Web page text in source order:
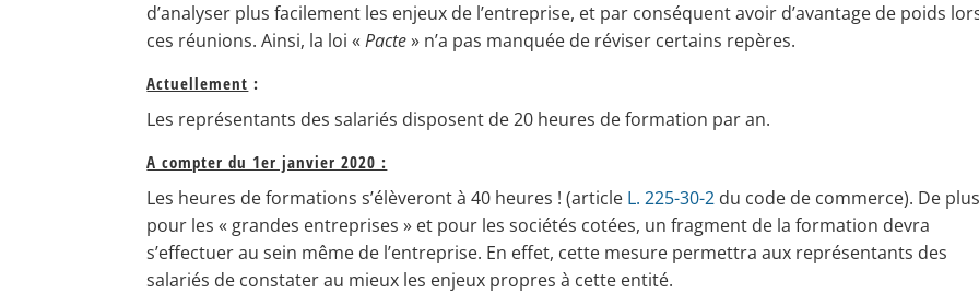
d’analyser plus facilement les enjeux de l’entreprise, et par conséquent avoir d’avantage de poids
ces réunions. Ainsi, la loi «Pacte» n’a pas manquée de réviser certains repères.
Actuellement :
Les représentants des salariés disposent de 20 heures de formation par an.
A compter du 1er janvier 2020 :
Les heures de formations s’élèveront à 40 heures ! (article L. 225-30-2 du code de commerce). De
pour les « grandes entreprises » et pour les sociétés cotées, un fragment de la formation devra
s’effectuer au sein même de l’entreprise. En effet, cette mesure permettra aux représentants des
salariés de constater au mieux les enjeux propres à cette entité.